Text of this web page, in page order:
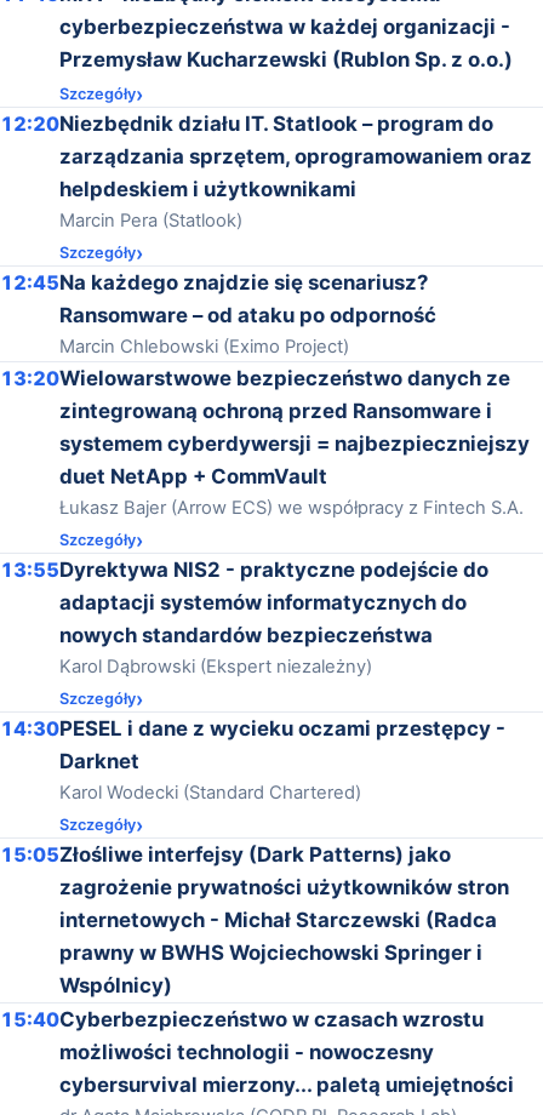
cyberbezpieczeństwa w każdej organizacji -
Przemysław Kucharzewski (Rublon Sp. z o.o.)
Szczegóły
12:20Niezbędnik działu IT. Statlook – program do
zarządzania sprzętem, oprogramowaniem oraz
helpdeskiem i użytkownikami
Marcin Pera (Statlook)
Szczegóły
12:45Na każdego znajdzie się scenariusz?
Ransomware – od ataku po odporność
Marcin Chlebowski (Eximo Project)
13:20Wielowarstwowe bezpieczeństwo danych ze
zintegrowaną ochroną przed Ransomware i
systemem cyberdywersji = najbezpieczniejszy
duet NetApp + CommVault
Łukasz Bajer (Arrow ECS) we współpracy z Fintech S.A.
Szczegóły
13:55Dyrektywa NIS2 - praktyczne podejście do
adaptacji systemów informatycznych do
nowych standardów bezpieczeństwa
Karol Dąbrowski (Ekspert niezależny)
Szczegóły
14:30PESEL i dane z wycieku oczami przestępcy -
Darknet
Karol Wodecki (Standard Chartered)
Szczegóły
15:05Złośliwe interfejsy (Dark Patterns) jako
zagrożenie prywatności użytkowników stron
internetowych - Michał Starczewski (Radca
prawny w BWHS Wojciechowski Springer i
Wspólnicy)
15:40Cyberbezpieczeństwo w czasach wzrostu
możliwości technologii - nowoczesny
cybersurvival mierzony... paletą umiejętności